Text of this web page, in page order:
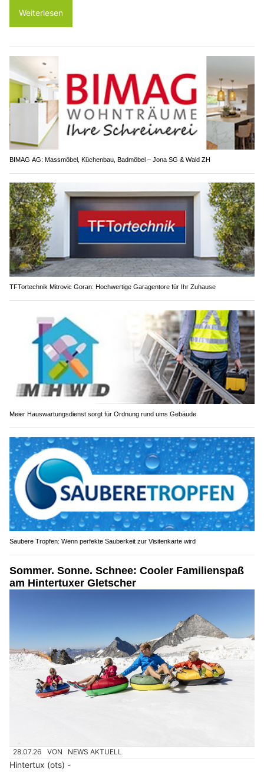
Weiterlesen
BIMAG AG: Massmöbel, Küchenbau, Badmöbel – Jona SG & Wald ZH
TFTortechnik Mitrovic Goran: Hochwertige Garagentore für Ihr Zuhause
Meier Hauswartungsdienst sorgt für Ordnung rund ums Gebäude
Saubere Tropfen: Wenn perfekte Sauberkeit zur Visitenkarte wird
Sommer. Sonne. Schnee: Cooler Familienspaß
am Hintertuxer Gletscher
28.07.26 VON NEWS AKTUELL
Hintertux (ots) -